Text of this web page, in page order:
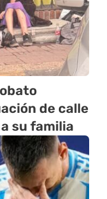
de calle
su familia